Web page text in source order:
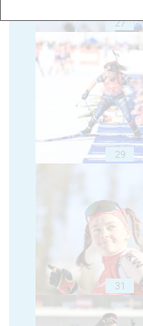
27
29
31